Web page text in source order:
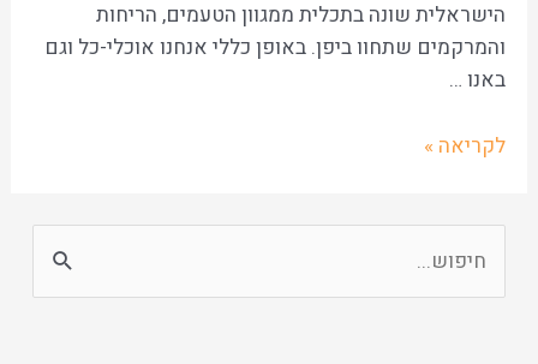
הישראלית שונה בתכלית ממגוון הטעמים, הריחות
והמרקמים שתחוו ביפן. באופן כללי אנחנו אוכלי-כל וגם
באנו …
לקריאה »